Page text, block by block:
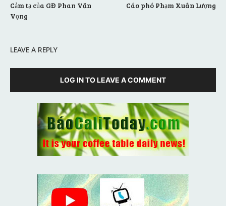
Cảm tạ của GĐ Phan Văn
Vọng
Cáo phó Phạm Xuân Lượng
LEAVE A REPLY
LOG IN TO LEAVE A COMMENT